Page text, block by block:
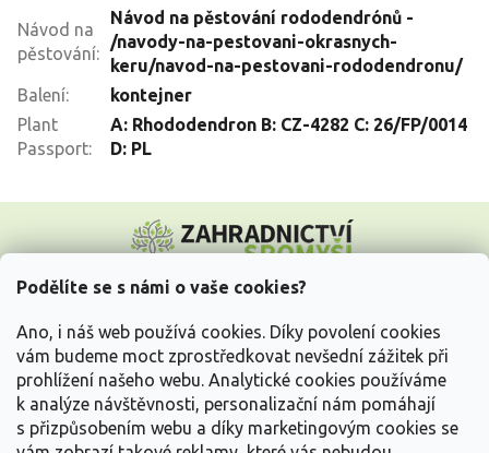
Podělíte se s námi o vaše cookies?
Ano, i náš web používá cookies. Díky povolení cookies
vám budeme moct zprostředkovat nevšední zážitek při
prohlížení našeho webu. Analytické cookies používáme
k analýze návštěvnosti, personalizační nám pomáhají
s přizpůsobením webu a díky marketingovým cookies se
Návod na
pěstování:
Návod na pěstování rododendrónů -
/navody-na-pestovani-okrasnych-
keru/navod-na-pestovani-rododendronu/
Balení:
kontejner
Plant
Passport:
A: Rhododendron B: CZ-4282 C: 26/FP/0014
D: PL
p
Vše o nákupu
Informace pro Vás
Kontakujte nás